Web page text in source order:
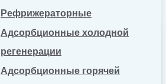
Рефрижераторные
Адсорбционные холодной
регенерации
Адсорбционные горячей